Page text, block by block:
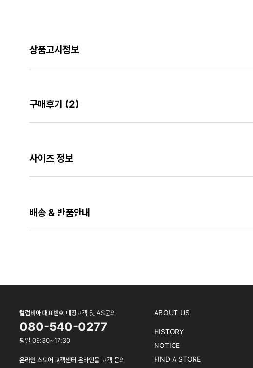
상품고시정보
구매후기 (2)
사이즈 정보
배송 & 반품안내
컬럼비아 대표번호 매장고객 및 AS문의
080-540-0277
평일 09:30~17:30
온라인 스토어 고객센터 온라인몰 고객 문의
ABOUT US
HISTORY
NOTICE
FIND A STORE